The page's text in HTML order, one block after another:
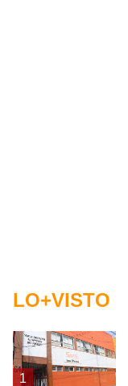
LO+VISTO
1